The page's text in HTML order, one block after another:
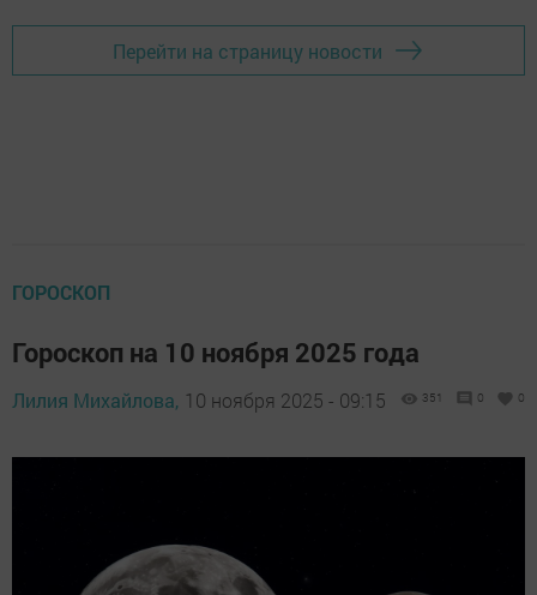
Перейти на страницу новости
ГОРОСКОП
Гороскоп на 10 ноября 2025 года
Лилия Михайлова, 10 ноября 2025 - 09:15 351 0 0